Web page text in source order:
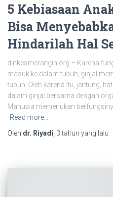
5 Kebiasaan
Bisa
Hindarilah Hal
dinkesmerangin.org – Karena
masuk ke dalam tubuh, ginjal
tubuh. Oleh karena itu, jantung,
dalam ginjal bersama dengan
Manusia memerlukan
Read more…
Oleh dr. Riyadi 3 tahun yang lalu